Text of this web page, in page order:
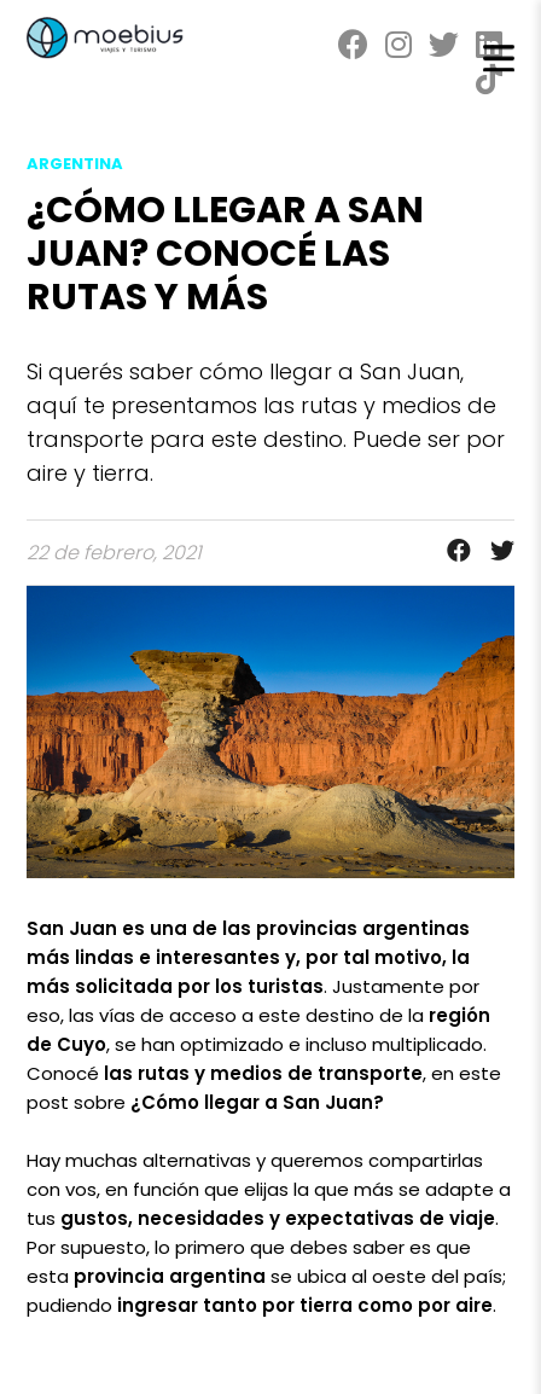
ARGENTINA
¿CÓMO LLEGAR A SAN
JUAN? CONOCÉ LAS
RUTAS Y MÁS
Si querés saber cómo llegar a San Juan,
aquí te presentamos las rutas y medios de
transporte para este destino. Puede ser por
aire y tierra.
22 de febrero, 2021
San Juan es una de las provincias argentinas
más lindas e interesantes y, por tal motivo, la
más solicitada por los turistas. Justamente por
eso, las vías de acceso a este destino de la región
de Cuyo, se han optimizado e incluso multiplicado.
Conocé las rutas y medios de transporte, en este
post sobre ¿Cómo llegar a San Juan?
Hay muchas alternativas y queremos compartirlas
con vos, en función que elijas la que más se adapte a
tus gustos, necesidades y expectativas de viaje.
Por supuesto, lo primero que debes saber es que
esta provincia argentina se ubica al oeste del país;
pudiendo ingresar tanto por tierra como por aire.